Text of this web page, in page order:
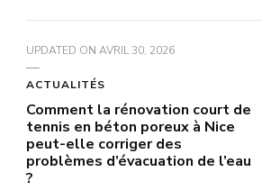
UPDATED ON AVRIL 30, 2026
ACTUALITÉS
Comment la rénovation court de
tennis en béton poreux à Nice
peut-elle corriger des
problèmes d’évacuation de l’eau
?